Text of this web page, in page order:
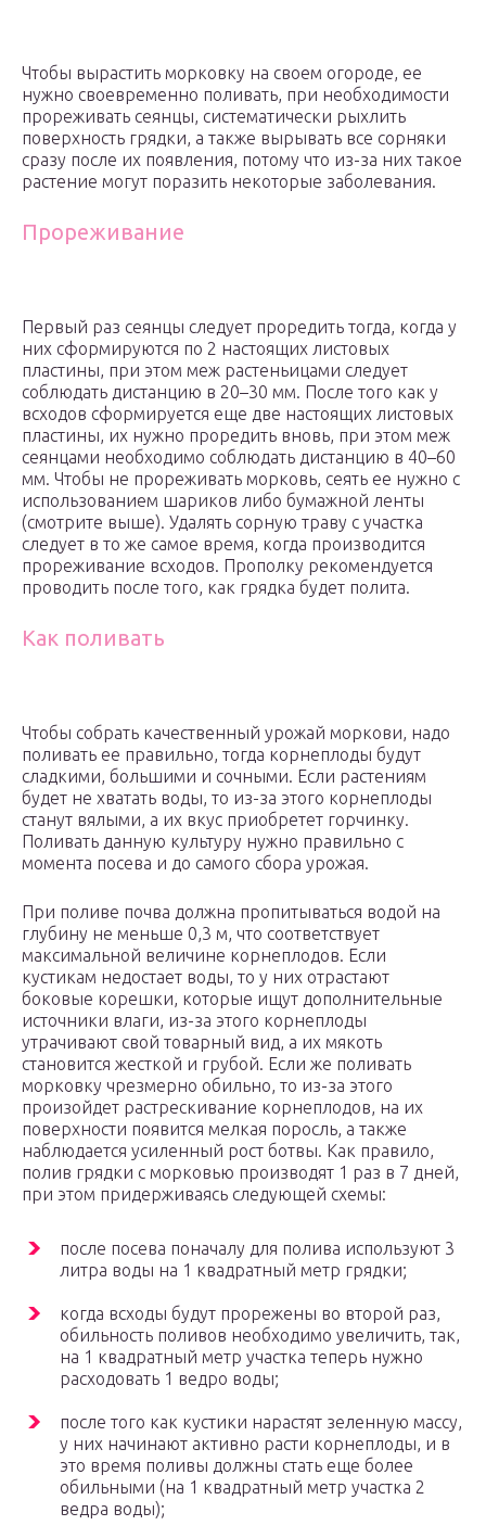
Чтобы вырастить морковку на своем огороде, ее
нужно своевременно поливать, при необходимости
прореживать сеянцы, систематически рыхлить
поверхность грядки, а также вырывать все сорняки
сразу после их появления, потому что из-за них такое
растение могут поразить некоторые заболевания.
Прореживание
Первый раз сеянцы следует проредить тогда, когда у
них сформируются по 2 настоящих листовых
пластины, при этом меж растеньицами следует
соблюдать дистанцию в 20–30 мм. После того как у
всходов сформируется еще две настоящих листовых
пластины, их нужно проредить вновь, при этом меж
сеянцами необходимо соблюдать дистанцию в 40–60
мм. Чтобы не прореживать морковь, сеять ее нужно с
использованием шариков либо бумажной ленты
(смотрите выше). Удалять сорную траву с участка
следует в то же самое время, когда производится
прореживание всходов. Прополку рекомендуется
проводить после того, как грядка будет полита.
Как поливать
Чтобы собрать качественный урожай моркови, надо
поливать ее правильно, тогда корнеплоды будут
сладкими, большими и сочными. Если растениям
будет не хватать воды, то из-за этого корнеплоды
станут вялыми, а их вкус приобретет горчинку.
Поливать данную культуру нужно правильно с
момента посева и до самого сбора урожая.
При поливе почва должна пропитываться водой на
глубину не меньше 0,3 м, что соответствует
максимальной величине корнеплодов. Если
кустикам недостает воды, то у них отрастают
боковые корешки, которые ищут дополнительные
источники влаги, из-за этого корнеплоды
утрачивают свой товарный вид, а их мякоть
становится жесткой и грубой. Если же поливать
морковку чрезмерно обильно, то из-за этого
произойдет растрескивание корнеплодов, на их
поверхности появится мелкая поросль, а также
наблюдается усиленный рост ботвы. Как правило,
полив грядки с морковью производят 1 раз в 7 дней,
при этом придерживаясь следующей схемы:
после посева поначалу для полива используют 3
литра воды на 1 квадратный метр грядки;
когда всходы будут прорежены во второй раз,
обильность поливов необходимо увеличить, так,
на 1 квадратный метр участка теперь нужно
расходовать 1 ведро воды;
после того как кустики нарастят зеленную массу,
у них начинают активно расти корнеплоды, и в
это время поливы должны стать еще более
обильными (на 1 квадратный метр участка 2
ведра воды);